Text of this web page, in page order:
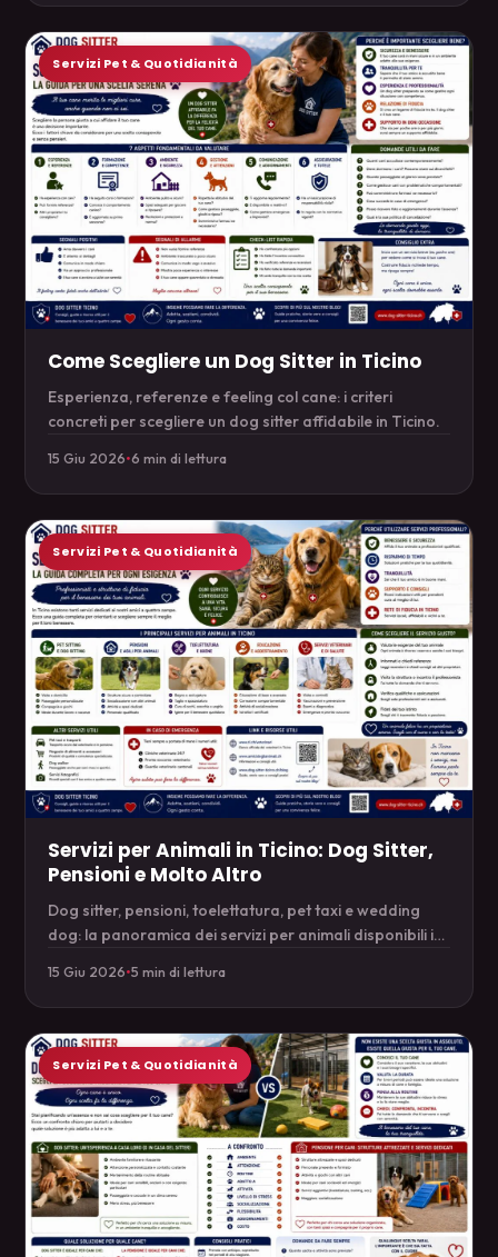
Servizi Pet & Quotidianità
Come Scegliere un Dog Sitter in Ticino
Esperienza, referenze e feeling col cane: i criteri
concreti per scegliere un dog sitter affidabile in Ticino.
15 Giu 2026•6 min di lettura
Servizi Pet & Quotidianità
Servizi per Animali in Ticino: Dog Sitter,
Pensioni e Molto Altro
Dog sitter, pensioni, toelettatura, pet taxi e wedding
dog: la panoramica dei servizi per animali disponibili in
15 Giu 2026•5 min di lettura
Servizi Pet & Quotidianità